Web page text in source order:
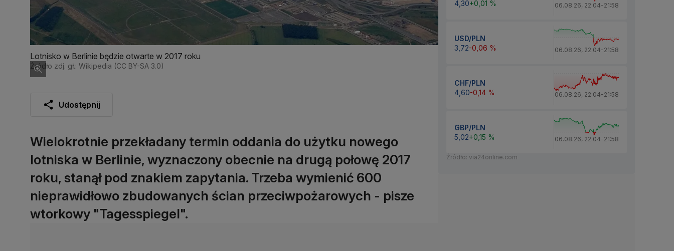
Lotnisko w Berlinie będzie otwarte w 2017 roku
Źródło zdj. gł.: Wikipedia (CC BY-SA 3.0)
Udostępnij
Wielokrotnie przekładany termin oddania do użytku nowego
lotniska w Berlinie, wyznaczony obecnie na drugą połowę 2017
roku, stanął pod znakiem zapytania. Trzeba wymienić 600
nieprawidłowo zbudowanych ścian przeciwpożarowych - pisze
wtorkowy "Tagesspiegel".
4,30+0,01 % 06.08.26, 22:04-21:58
USD/PLN
3,72-0,06 % 06.08.26, 22:04-21:58
CHF/PLN
4,60-0,14 % 06.08.26, 22:04-21:58
GBP/PLN
5,02+0,15 % 06.08.26, 22:04-21:58
Źródło: via24online.com